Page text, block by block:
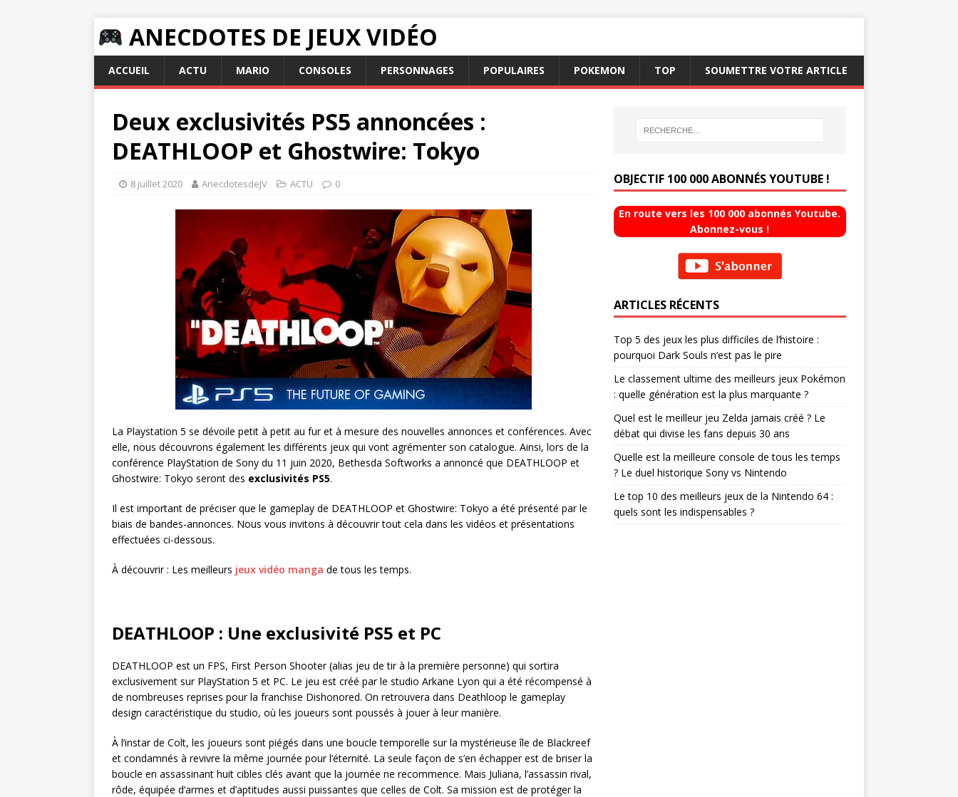
ANECDOTES DE JEUX VIDÉO
ACCUEIL ACTU MARIO CONSOLES PERSONNAGES POPULAIRES POKEMON TOP SOUMETTRE VOTRE ARTICLE
Deux exclusivités PS5 annoncées :
DEATHLOOP et Ghostwire: Tokyo
8 juillet 2020 AnecdotesdeJV ACTU 0
La Playstation 5 se dévoile petit à petit au fur et à mesure des nouvelles annonces et conférences. Avec
elle, nous découvrons également les différents jeux qui vont agrémenter son catalogue. Ainsi, lors de la
conférence PlayStation de Sony du 11 juin 2020, Bethesda Softworks a annoncé que DEATHLOOP et
Ghostwire: Tokyo seront des exclusivités PS5.
Il est important de préciser que le gameplay de DEATHLOOP et Ghostwire: Tokyo a été présenté par le
biais de bandes-annonces. Nous vous invitons à découvrir tout cela dans les vidéos et présentations
effectuées ci-dessous.
À découvrir : Les meilleurs jeux vidéo manga de tous les temps.
DEATHLOOP : Une exclusivité PS5 et PC
DEATHLOOP est un FPS, First Person Shooter (alias jeu de tir à la première personne) qui sortira
exclusivement sur PlayStation 5 et PC. Le jeu est créé par le studio Arkane Lyon qui a été récompensé à
de nombreuses reprises pour la franchise Dishonored. On retrouvera dans Deathloop le gameplay
design caractéristique du studio, où les joueurs sont poussés à jouer à leur manière.
À l’instar de Colt, les joueurs sont piégés dans une boucle temporelle sur la mystérieuse île de Blackreef
et condamnés à revivre la même journée pour l’éternité. La seule façon de s’en échapper est de briser la
boucle en assassinant huit cibles clés avant que la journée ne recommence. Mais Juliana, l’assassin rival,
rôde, équipée d’armes et d’aptitudes aussi puissantes que celles de Colt. Sa mission est de protéger la
OBJECTIF 100 000 ABONNÉS YOUTUBE !
En route vers les 100 000 abonnés Youtube.
Abonnez-vous !
ARTICLES RÉCENTS
Top 5 des jeux les plus difficiles de l’histoire :
pourquoi Dark Souls n’est pas le pire
Le classement ultime des meilleurs jeux Pokémon
: quelle génération est la plus marquante ?
Quel est le meilleur jeu Zelda jamais créé ? Le
débat qui divise les fans depuis 30 ans
Quelle est la meilleure console de tous les temps
? Le duel historique Sony vs Nintendo
Le top 10 des meilleurs jeux de la Nintendo 64 :
quels sont les indispensables ?